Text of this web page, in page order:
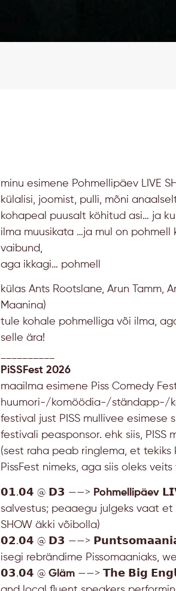
minu esimene Pohmellipäev LIVE
külalisi, joomist, pulli, mõni
kohapeal puusalt köhitud asi… ja
ilma muusikata …ja mul on pohmell
vaibund,
aga ikkagi… pohmell
külas Ants Rootslane, Arun Tamm,
Maanina)
tule kohale pohmelliga või ilma,
selle ära!
PiSSFest 2026
maailma esimene Piss Comedy
huumori-/komöödia-/ständapp-/
festival just PISS mullivee
festivali peasponsor. ehk siis, PISS
(sest raha peab ringlema, et
PissFest nimeks, aga siis oleks
𝟬𝟭.𝟬𝟰 @ 𝗗𝟯 ——> Pohmellipäev
salvestus; peaaegu julgeks vaat
SHOW äkki võibolla)
𝟬𝟮.𝟬𝟰 @ 𝗗𝟯 ——>
isegi rebrändime Pissomaaniaks,
𝟬𝟯.𝟬𝟰 @ Gläm——> 𝗧𝗵𝗲 𝗕𝗶𝗴